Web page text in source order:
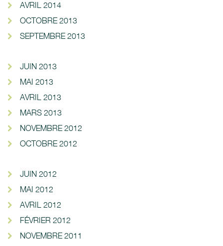
AVRIL 2014
OCTOBRE 2013
SEPTEMBRE 2013
JUIN 2013
MAI 2013
AVRIL 2013
MARS 2013
NOVEMBRE 2012
OCTOBRE 2012
JUIN 2012
MAI 2012
AVRIL 2012
FÉVRIER 2012
NOVEMBRE 2011